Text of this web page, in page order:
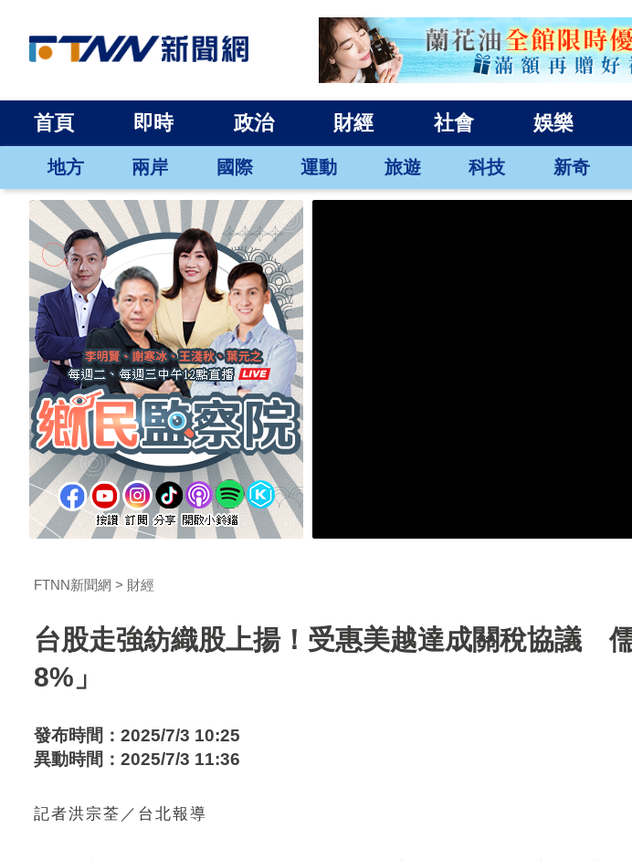
首頁 即時 政治 財經 社會 娛樂
地方 兩岸 國際 運動 旅遊 科技 新奇
FTNN新聞網 財經
台股走強紡織股上揚！受惠美越達成關稅協議
8%」
發布時間：2025/7/3 10:25
異動時間：2025/7/3 11:36
記者洪宗荃／台北報導